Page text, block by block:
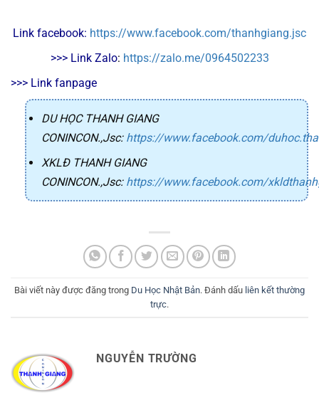
Link facebook: https://www.facebook.com/thanhgiang.jsc
>>> Link Zalo: https://zalo.me/0964502233
>>> Link fanpage
DU HỌC THANH GIANG
CONINCON.,Jsc: https://www.facebook.com/
XKLĐ THANH GIANG
CONINCON.,Jsc: https://www.facebook.com/
Bài viết này được đăng trong Du Học Nhật Bản. Đánh dấu liên kết thường
trực.
NGUYỄN TRƯỜNG